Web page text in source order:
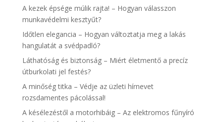
A kezek épsége múlik rajta! – Hogyan válasszon
munkavédelmi kesztyűt?
Időtlen elegancia – Hogyan változtatja meg a lakás
hangulatát a svédpadló?
Láthatóság és biztonság – Miért életmentő a precíz
útburkolati jel festés?
A minőség titka – Védje az üzleti hírnevet
rozsdamentes pácolással!
A késélezéstől a motorhibáig – Az elektromos fűnyíró